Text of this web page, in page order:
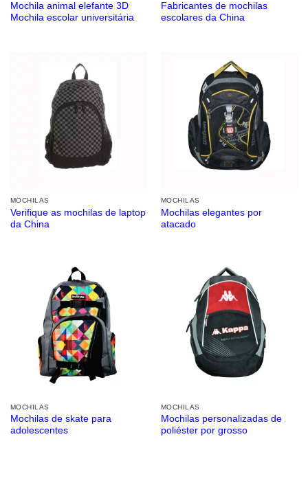
Mochila animal elefante 3D
Mochila escolar universitária
Fabricantes de mochilas
escolares da China
MOCHILAS
Verifique as mochilas de laptop
da China
MOCHILAS
Mochilas elegantes por
atacado
MOCHILAS
Mochilas de skate para
adolescentes
MOCHILAS
Mochilas personalizadas de
poliéster por grosso